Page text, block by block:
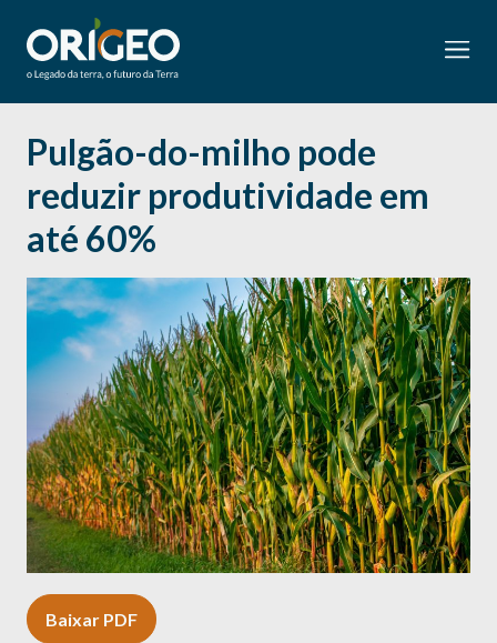
Pulgão-do-milho pode
reduzir produtividade em
até 60%
Baixar PDF